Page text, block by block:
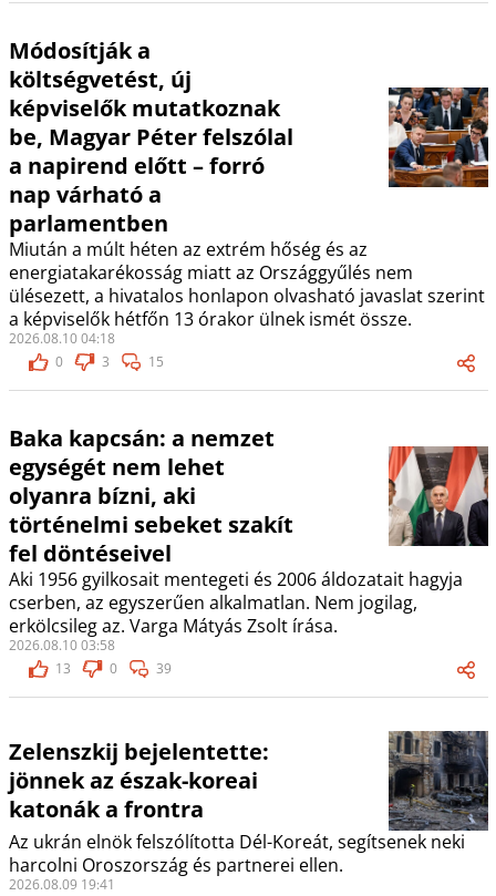
Módosítják a
költségvetést, új
képviselők mutatkoznak
be, Magyar Péter felszólal
a napirend előtt – forró
nap várható a
parlamentben
Miután a múlt héten az extrém hőség és az
energiatakarékosság miatt az Országgyűlés nem
ülésezett, a hivatalos honlapon olvasható javaslat szerint
a képviselők hétfőn 13 órakor ülnek ismét össze.
2026.08.10 04:18
0
3 15
Baka kapcsán: a nemzet
egységét nem lehet
olyanra bízni, aki
történelmi sebeket szakít
fel döntéseivel
Aki 1956 gyilkosait mentegeti és 2006 áldozatait hagyja
cserben, az egyszerűen alkalmatlan. Nem jogilag,
erkölcsileg az. Varga Mátyás Zsolt írása.
2026.08.10 03:58
13
0 39
Zelenszkij bejelentette:
jönnek az észak-koreai
katonák a frontra
Az ukrán elnök felszólította Dél-Koreát, segítsenek neki
harcolni Oroszország és partnerei ellen.
2026.08.09 19:41